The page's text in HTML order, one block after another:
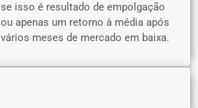
se isso é resultado de empolgação
ou apenas um retorno à média após
vários meses de mercado em baixa.